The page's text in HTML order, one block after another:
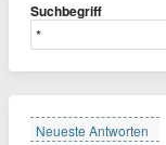
Suchbegriff
Neueste Antworten